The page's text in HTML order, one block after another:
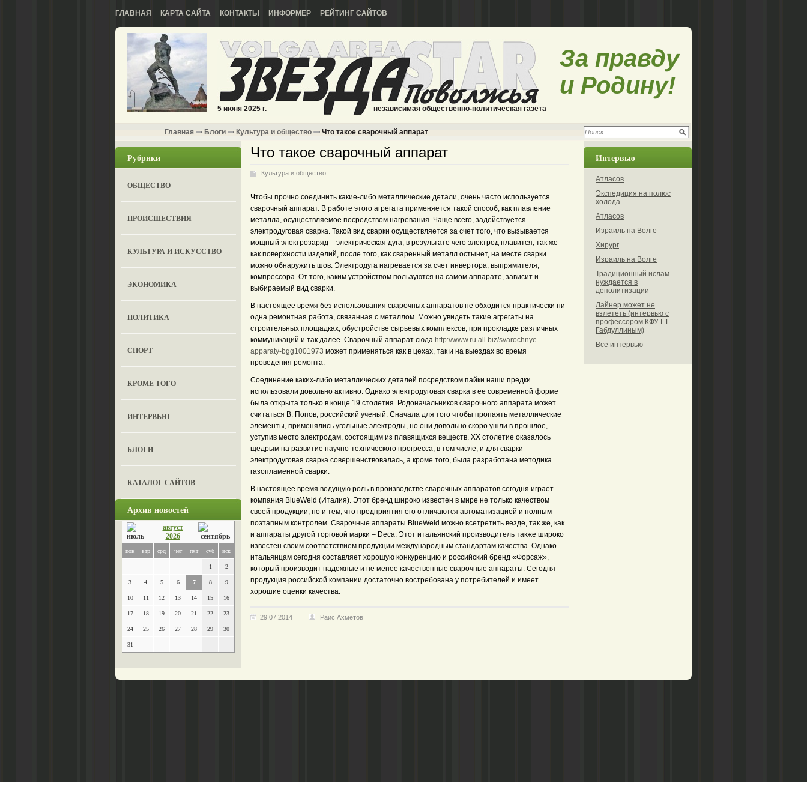
ГЛАВНАЯ КАРТА САЙТА КОНТАКТЫ ИНФОРМЕР РЕЙТИНГ САЙТОВ
5 июня 2025 г. независимая общественно-политическая газета
За правду
и Родину!
Главная Блоги Культура и общество Что такое сварочный аппарат
Рубрики
ОБЩЕСТВО
ПРОИСШЕСТВИЯ
КУЛЬТУРА И ИСКУССТВО
ЭКОНОМИКА
ПОЛИТИКА
СПОРТ
КРОМЕ ТОГО
ИНТЕРВЬЮ
БЛОГИ
КАТАЛОГ САЙТОВ
Архив новостей
август
2026
пон втр срд чет пят суб вск
1 2
3 4 5 6 7 8 9
10 11 12 13 14 15 16
17 18 19 20 21 22 23
24 25 26 27 28 29 30
31
Что такое сварочный аппарат
Культура и общество
Чтобы прочно соединить какие-либо металлические детали, очень часто используется
сварочный аппарат. В работе этого агрегата применяется такой способ, как плавление
металла, осуществляемое посредством нагревания. Чаще всего, задействуется
электродуговая сварка. Такой вид сварки осуществляется за счет того, что вызывается
мощный электрозаряд – электрическая дуга, в результате чего электрод плавится, так же
как поверхности изделий, после того, как сваренный металл остынет, на месте сварки
можно обнаружить шов. Электродуга нагревается за счет инвертора, выпрямителя,
компрессора. От того, каким устройством пользуются на самом аппарате, зависит и
выбираемый вид сварки.
В настоящее время без использования сварочных аппаратов не обходится практически ни
одна ремонтная работа, связанная с металлом. Можно увидеть такие агрегаты на
строительных площадках, обустройстве сырьевых комплексов, при прокладке различных
коммуникаций и так далее. Сварочный аппарат сюда http://www.ru.all.biz/svarochnye-
apparaty-bgg1001973 может применяться как в цехах, так и на выездах во время
проведения ремонта.
Соединение каких-либо металлических деталей посредством пайки наши предки
использовали довольно активно. Однако электродуговая сварка в ее современной форме
была открыта только в конце 19 столетия. Родоначальников сварочного аппарата может
считаться В. Попов, российский ученый. Сначала для того чтобы пропаять металлические
элементы, применялись угольные электроды, но они довольно скоро ушли в прошлое,
уступив место электродам, состоящим из плавящихся веществ. ХХ столетие оказалось
щедрым на развитие научно-технического прогресса, в том числе, и для сварки –
электродуговая сварка совершенствовалась, а кроме того, была разработана методика
газопламенной сварки.
В настоящее время ведущую роль в производстве сварочных аппаратов сегодня играет
компания BlueWeld (Италия). Этот бренд широко известен в мире не только качеством
своей продукции, но и тем, что предприятия его отличаются автоматизацией и полным
поэтапным контролем. Сварочные аппараты BlueWeld можно всетретить везде, так же, как
и аппараты другой торговой марки – Deca. Этот итальянский производитель также широко
известен своим соответствием продукции международным стандартам качества. Однако
итальянцам сегодня составляет хорошую конкуренцию и российский бренд «Форсаж»,
который производит надежные и не менее качественные сварочные аппараты. Сегодня
продукция российской компании достаточно востребована у потребителей и имеет
хорошие оценки качества.
29.07.2014 Раис Ахметов
Интервью
Атласов
Экспедиция на полюс
холода
Атласов
Израиль на Волге
Хирург
Израиль на Волге
Традиционный ислам
нуждается в
деполитизации
Лайнер может не
взлететь (интервью с
профессором КФУ Г.Г.
Габдуллиным)
Все интервью